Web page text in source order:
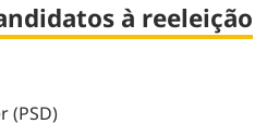
à reeleição
(PSD)